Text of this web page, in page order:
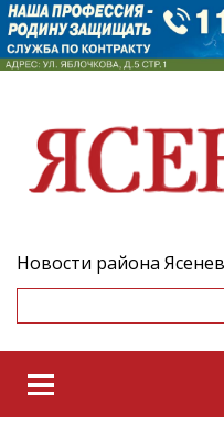
Новости района